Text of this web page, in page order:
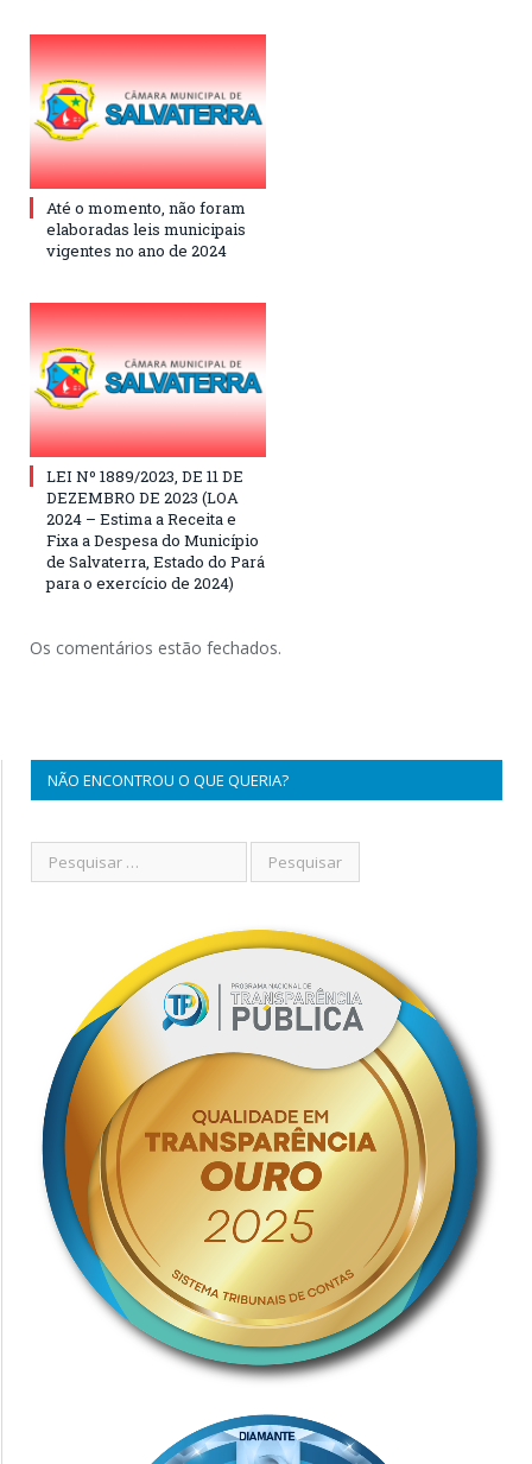
Até o momento, não foram
elaboradas leis municipais
vigentes no ano de 2024
LEI Nº 1889/2023, DE 11 DE
DEZEMBRO DE 2023 (LOA
2024 – Estima a Receita e
Fixa a Despesa do Município
de Salvaterra, Estado do Pará
para o exercício de 2024)
Os comentários estão fechados.
NÃO ENCONTROU O QUE QUERIA?